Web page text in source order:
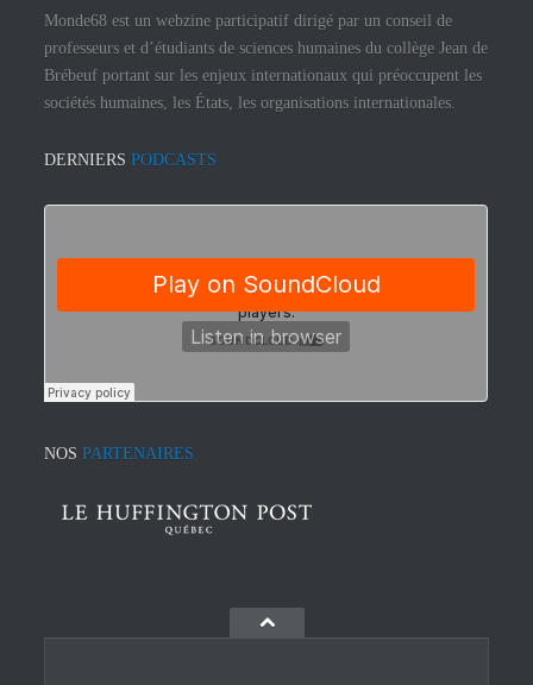
Monde68 est un webzine participatif dirigé par un conseil de
professeurs et d’étudiants de sciences humaines du collège Jean de
Brébeuf portant sur les enjeux internationaux qui préoccupent les
sociétés humaines, les États, les organisations internationales.
DERNIERS PODCASTS
NOS PARTENAIRES